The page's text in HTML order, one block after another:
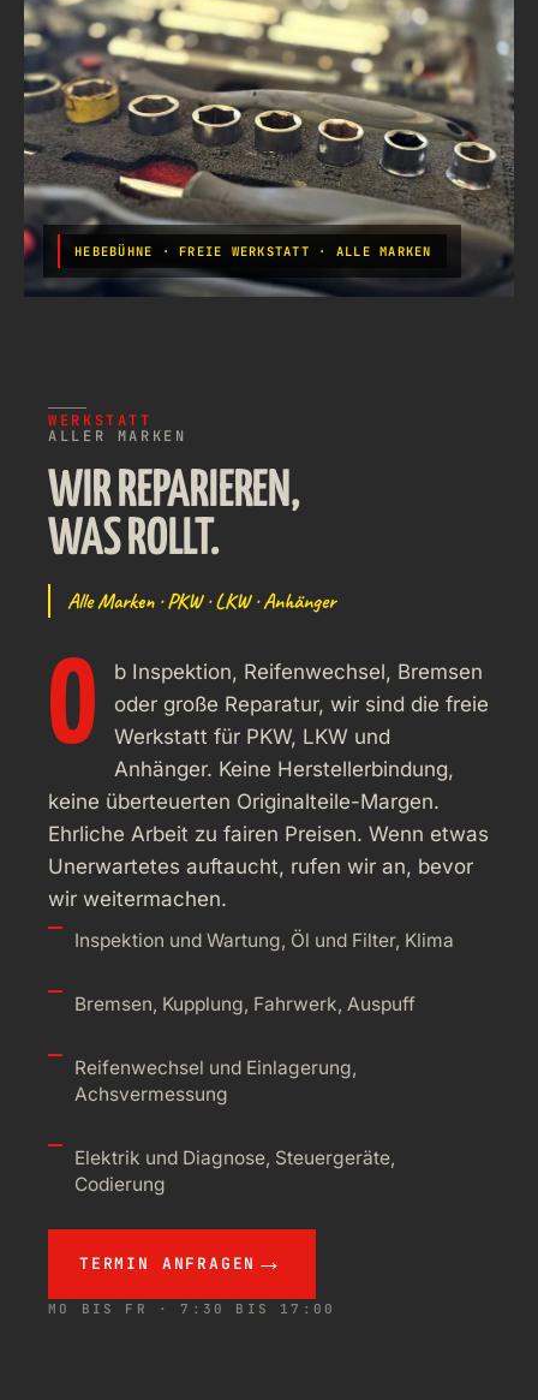
HEBEBÜHNE · FREIE WERKSTATT · ALLE MARKEN
WERKSTATT
ALLER MARKEN
WIR REPARIEREN,
WAS ROLLT.
Alle Marken · PKW · LKW · Anhänger
O
b Inspektion, Reifenwechsel, Bremsen
oder große Reparatur, wir sind die freie
Werkstatt für PKW, LKW und
Anhänger. Keine Herstellerbindung,
keine überteuerten Originalteile-Margen.
Ehrliche Arbeit zu fairen Preisen. Wenn etwas
Unerwartetes auftaucht, rufen wir an, bevor
wir weitermachen.
Inspektion und Wartung, Öl und Filter, Klima
Bremsen, Kupplung, Fahrwerk, Auspuff
Reifenwechsel und Einlagerung,
Achsvermessung
Elektrik und Diagnose, Steuergeräte,
Codierung
TERMIN ANFRAGEN
MO BIS FR · 7:30 BIS 17:00